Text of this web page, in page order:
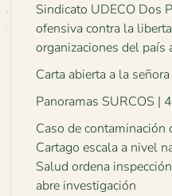
Sindicato UDECO Dos
ofensiva contra la
organizaciones del país
Carta abierta a la
Panoramas SURCOS |
Caso de
Cartago escala a nivel
Salud ordena
abre investigación